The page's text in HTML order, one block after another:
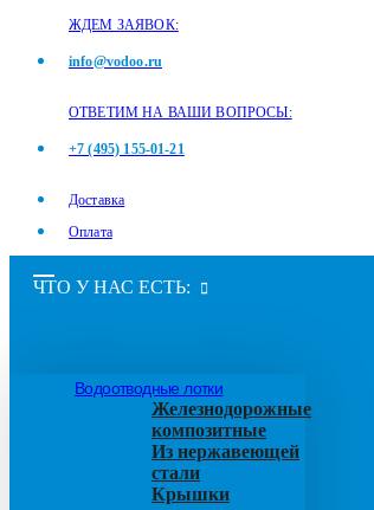
ЖДЕМ ЗАЯВОК:
info@vodoo.ru
ОТВЕТИМ НА ВАШИ ВОПРОСЫ:
+7 (495) 155-01-21
Доставка
Оплата
ЧТО У НАС ЕСТЬ:
Водоотводные лотки
Железнодорожные
композитные
Из нержавеющей
стали
Крышки